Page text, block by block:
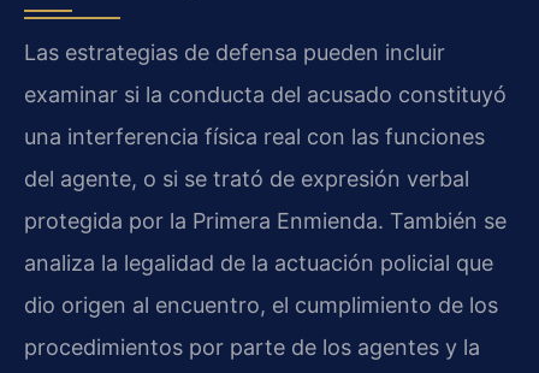
Las estrategias de defensa pueden incluir
examinar si la conducta del acusado constituyó
una interferencia física real con las funciones
del agente, o si se trató de expresión verbal
protegida por la Primera Enmienda. También se
analiza la legalidad de la actuación policial que
dio origen al encuentro, el cumplimiento de los
procedimientos por parte de los agentes y la